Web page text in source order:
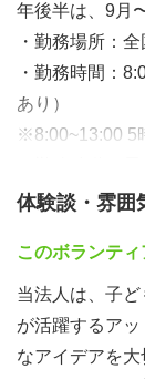
年後半は、9月
・勤務場所：
・勤務時間：
あり）
※8:00~13:00 5
・現地集合、現
※2週間前まで
・交通費は、立
※立替分は給与
※2回目以降よ
体験談・雰囲
このボランテ
当法人は、子
が活躍するア
なアイデアを大